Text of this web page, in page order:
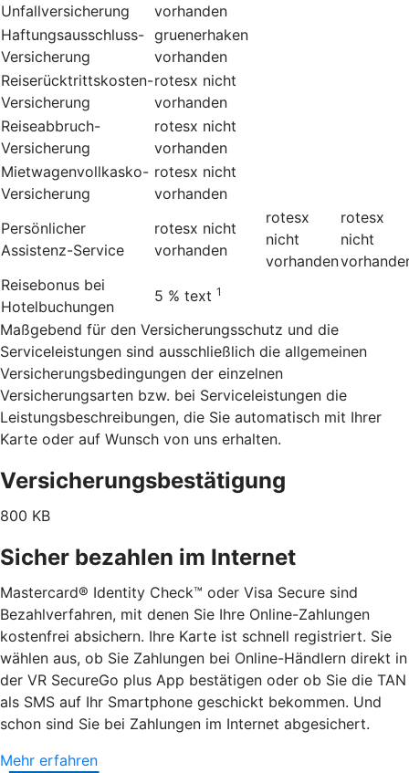
Unfallversicherung
vorhanden
Haftungsausschluss-
Versicherung
gruenerhaken
vorhanden
Reiserücktrittskosten-
Versicherung
rotesx nicht
vorhanden
Reiseabbruch-
Versicherung
rotesx nicht
vorhanden
Mietwagenvollkasko-
Versicherung
rotesx nicht
vorhanden
Persönlicher
Assistenz-Service
rotesx nicht
vorhanden
rotesx
nicht
vorhanden
rotesx
nicht
Reisebonus bei
Hotelbuchungen
5 % text 1
Maßgebend für den Versicherungsschutz und die
Serviceleistungen sind ausschließlich die allgemeinen
Versicherungsbedingungen der einzelnen
Versicherungsarten bzw. bei Serviceleistungen die
Leistungsbeschreibungen, die Sie automatisch mit Ihrer
Karte oder auf Wunsch von uns erhalten.
Versicherungsbestätigung
800 KB
Sicher bezahlen im Internet
Mastercard® Identity Check™ oder Visa Secure sind
Bezahlverfahren, mit denen Sie Ihre Online-Zahlungen
kostenfrei absichern. Ihre Karte ist schnell registriert. Sie
wählen aus, ob Sie Zahlungen bei Online-Händlern direkt in
der VR SecureGo plus App bestätigen oder ob Sie die TAN
als SMS auf Ihr Smartphone geschickt bekommen. Und
schon sind Sie bei Zahlungen im Internet abgesichert.
Mehr erfahren